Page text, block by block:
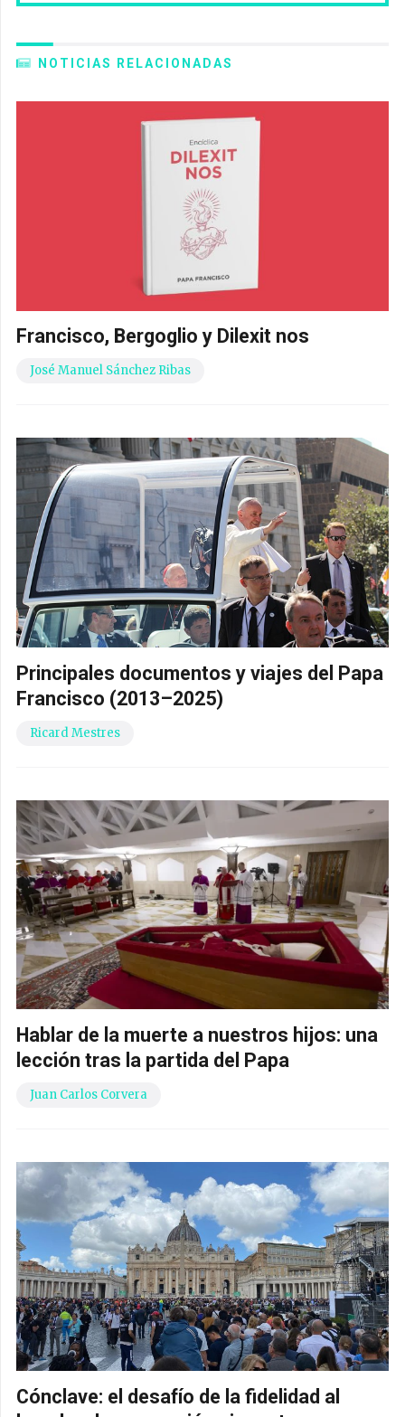
NOTICIAS RELACIONADAS
Francisco, Bergoglio y Dilexit nos
José Manuel Sánchez Ribas
Principales documentos y viajes del Papa
Francisco (2013–2025)
Ricard Mestres
Hablar de la muerte a nuestros hijos: una
lección tras la partida del Papa
Juan Carlos Corvera
Cónclave: el desafío de la fidelidad al